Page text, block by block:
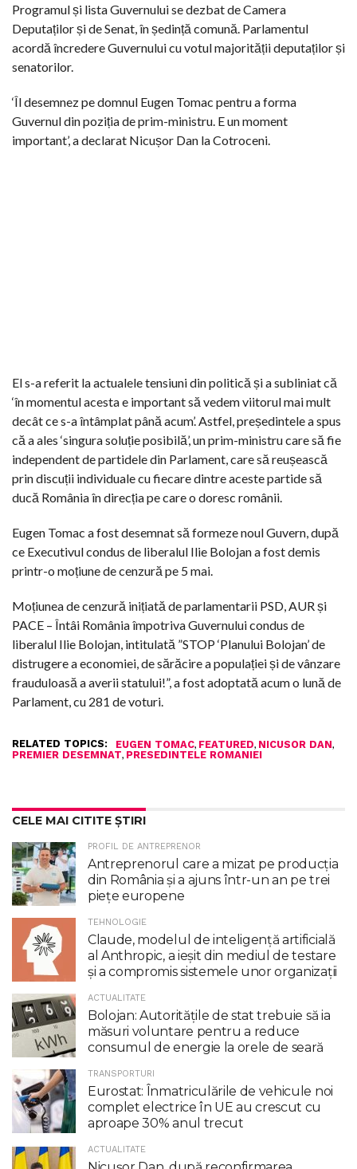
Programul și lista Guvernului se dezbat de Camera
Deputaților și de Senat, în ședință comună. Parlamentul
acordă încredere Guvernului cu votul majorității deputaților și
senatorilor.
‘Îl desemnez pe domnul Eugen Tomac pentru a forma
Guvernul din poziția de prim-ministru. E un moment
important’, a declarat Nicușor Dan la Cotroceni.
El s-a referit la actualele tensiuni din politică și a subliniat că
‘în momentul acesta e important să vedem viitorul mai mult
decât ce s-a întâmplat până acum’. Astfel, președintele a spus
că a ales ‘singura soluție posibilă’, un prim-ministru care să fie
independent de partidele din Parlament, care să reușească
prin discuții individuale cu fiecare dintre aceste partide să
ducă România în direcția pe care o doresc românii.
Eugen Tomac a fost desemnat să formeze noul Guvern, după
ce Executivul condus de liberalul Ilie Bolojan a fost demis
printr-o moțiune de cenzură pe 5 mai.
Moțiunea de cenzură inițiată de parlamentarii PSD, AUR și
PACE – Întâi România împotriva Guvernului condus de
liberalul Ilie Bolojan, intitulată ”STOP ‘Planului Bolojan’ de
distrugere a economiei, de sărăcire a populației și de vânzare
frauduloasă a averii statului!”, a fost adoptată acum o lună de
Parlament, cu 281 de voturi.
RELATED TOPICS: EUGEN TOMAC, FEATURED, NICUSOR DAN,
PREMIER DESEMNAT, PRESEDINTELE ROMANIEI
CELE MAI CITITE ȘTIRI
PROFIL DE ANTREPRENOR
Antreprenorul care a mizat pe producția
din România și a ajuns într-un an pe trei
piețe europene
TEHNOLOGIE
Claude, modelul de inteligenţă artificială
al Anthropic, a ieşit din mediul de testare
şi a compromis sistemele unor organizaţii
ACTUALITATE
Bolojan: Autoritățile de stat trebuie să ia
măsuri voluntare pentru a reduce
consumul de energie la orele de seară
TRANSPORTURI
Eurostat: Înmatriculările de vehicule noi
complet electrice în UE au crescut cu
aproape 30% anul trecut
ACTUALITATE